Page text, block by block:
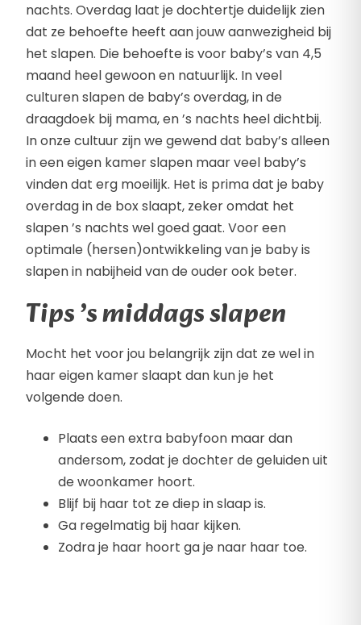
nachts. Overdag laat je dochtertje duidelijk zien
dat ze behoefte heeft aan jouw aanwezigheid bij
het slapen. Die behoefte is voor baby’s van 4,5
maand heel gewoon en natuurlijk. In veel
culturen slapen de baby’s overdag, in de
draagdoek bij mama, en ’s nachts heel dichtbij.
In onze cultuur zijn we gewend dat baby’s alleen
in een eigen kamer slapen maar veel baby’s
vinden dat erg moeilijk. Het is prima dat je baby
overdag in de box slaapt, zeker omdat het
slapen ’s nachts wel goed gaat. Voor een
optimale (hersen)ontwikkeling van je baby is
slapen in nabijheid van de ouder ook beter.
Tips ’s middags slapen
Mocht het voor jou belangrijk zijn dat ze wel in
haar eigen kamer slaapt dan kun je het
volgende doen.
Plaats een extra babyfoon maar dan
andersom, zodat je dochter de geluiden uit
de woonkamer hoort.
Blijf bij haar tot ze diep in slaap is.
Ga regelmatig bij haar kijken.
Zodra je haar hoort ga je naar haar toe.